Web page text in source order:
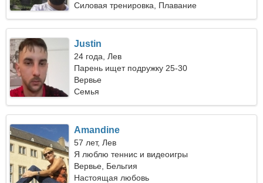
Силовая тренировка, Плавание
Justin
24 года, Лев
Парень ищет подружку 25-30
Вервье
Семья
Amandine
57 лет, Лев
Я люблю теннис и видеоигры
Вервье, Бельгия
Настоящая любовь